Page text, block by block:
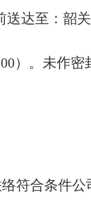
达至：韶关
）。未作
符合条件